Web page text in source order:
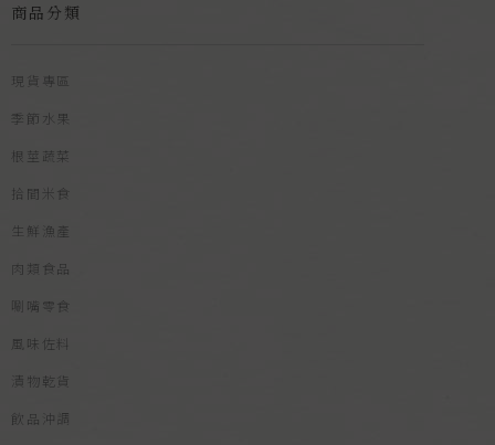
商品分類
現貨專區
季節水果
根莖蔬菜
拾間米食
生鮮漁產
肉類食品
唰嘴零食
風味佐料
漬物乾貨
飲品沖調